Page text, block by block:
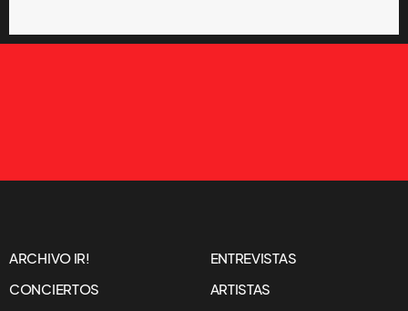
ARCHIVO IR!
ENTREVISTAS
CONCIERTOS
ARTISTAS